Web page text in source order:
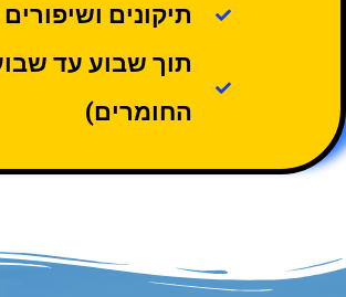
תיקונים
תוך שבוע עד
החומרים)